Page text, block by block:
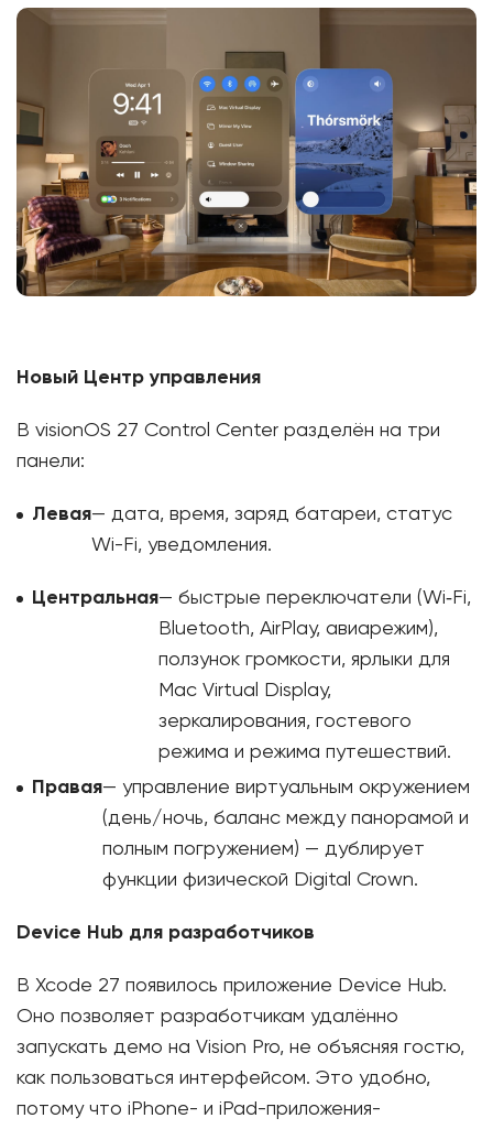
Новый Центр управления
В visionOS 27 Control Center разделён на три
панели:
Левая— дата, время, заряд батареи, статус
Wi-Fi, уведомления.
Центральная— быстрые переключатели (Wi‑Fi,
Bluetooth, AirPlay, авиарежим),
ползунок громкости, ярлыки для
Mac Virtual Display,
зеркалирования, гостевого
режима и режима путешествий.
Правая— управление виртуальным окружением
(день/ночь, баланс между панорамой и
полным погружением) — дублирует
функции физической Digital Crown.
Device Hub для разработчиков
В Xcode 27 появилось приложение Device Hub.
Оно позволяет разработчикам удалённо
запускать демо на Vision Pro, не объясняя гостю,
как пользоваться интерфейсом. Это удобно,
потому что iPhone- и iPad-приложения-